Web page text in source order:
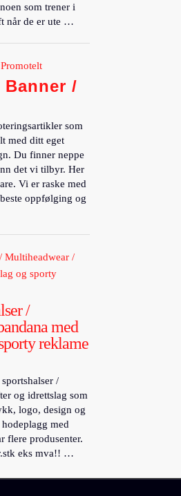
som trener i
når de er ute …
/
som
med ditt eget
Du finner neppe
det vi tilbyr. Her
Vi er raske med
oppfølging og
/
med
reklame
/
og idrettslag som
logo, design og
med
flere produsenter.
eks mva!! …